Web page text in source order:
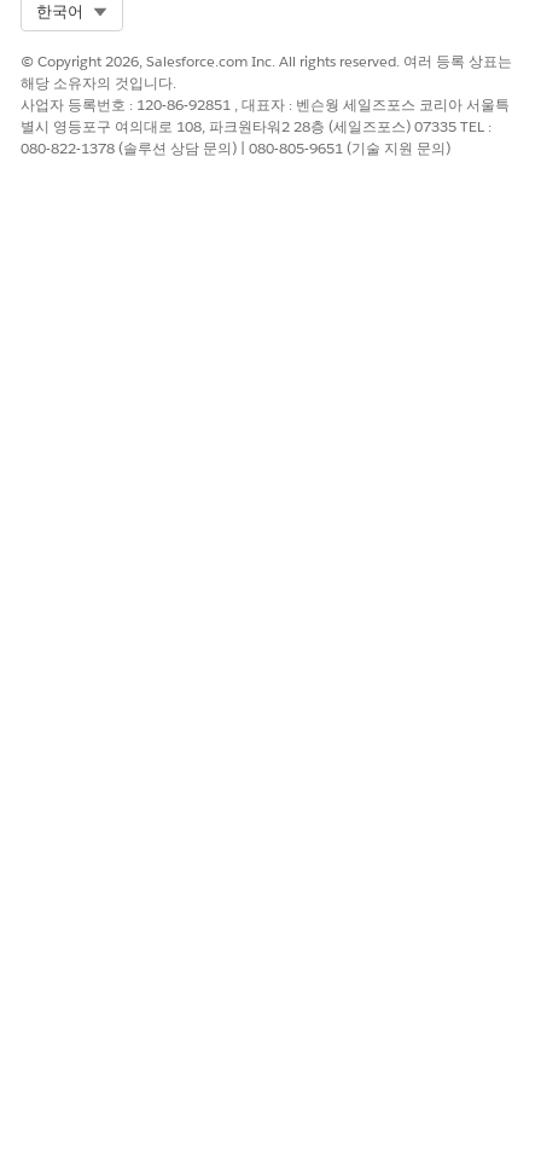
한국어
© Copyright 2026, Salesforce.com Inc. All rights reserved. 여러 등록 상표는
해당 소유자의 것입니다.
사업자 등록번호 : 120-86-92851 , 대표자 : 벤슨웡 세일즈포스 코리아 서울특
별시 영등포구 여의대로 108, 파크원타워2 28층 (세일즈포스) 07335 TEL :
080-822-1378 (솔루션 상담 문의) | 080-805-9651 (기술 지원 문의)